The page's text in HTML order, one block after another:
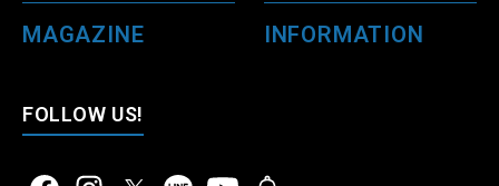
MAGAZINE INFORMATION
FOLLOW US!